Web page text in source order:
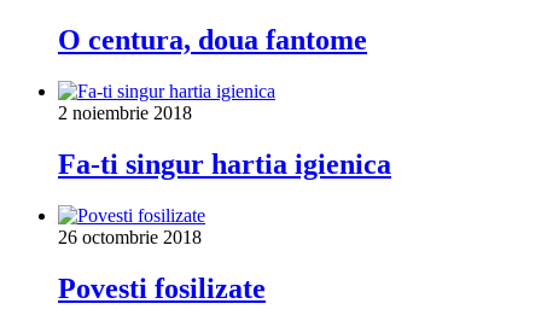
O centura, doua fantome
2 noiembrie 2018
Fa-ti singur hartia igienica
26 octombrie 2018
Povesti fosilizate